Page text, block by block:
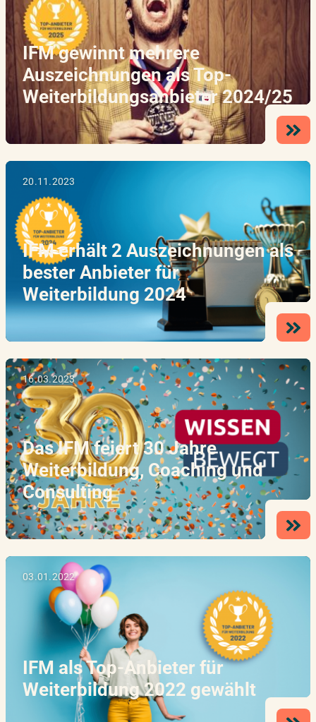
IFM gewinnt mehrere
Auszeichnungen als Top-
Weiterbildungsanbieter 2024/25
20.11.2023
IFM erhält 2 Auszeichnungen als
bester Anbieter für
Weiterbildung 2024
16.03.2023
Das IFM feiert 30 Jahre
Weiterbildung, Coaching und
Consulting
03.01.2022
IFM als Top-Anbieter für
Weiterbildung 2022 gewählt